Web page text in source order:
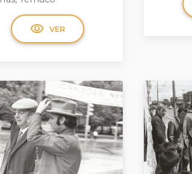
visibility VER